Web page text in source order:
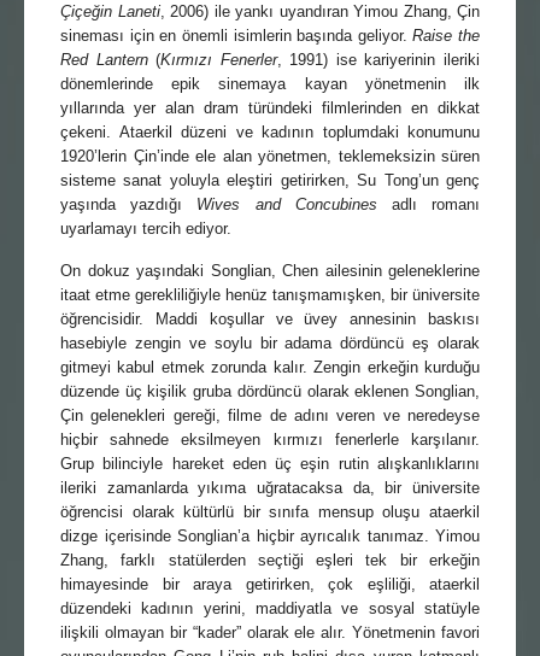
Çiçeğin Laneti, 2006) ile yankı uyandıran Yimou Zhang, Çin
sineması için en önemli isimlerin başında geliyor.Raise the
Red Lantern(Kırmızı Fenerler, 1991) ise kariyerinin ileriki
dönemlerinde epik sinemaya kayan yönetmenin ilk
yıllarında yer alan dram türündeki filmlerinden en dikkat
çekeni. Ataerkil düzeni ve kadının toplumdaki konumunu
1920’lerin Çin’inde ele alan yönetmen, teklemeksizin süren
sisteme sanat yoluyla eleştiri getirirken, Su Tong’un genç
yaşında yazdığı Wives and Concubines adlı romanı
uyarlamayı tercih ediyor.
On dokuz yaşındaki Songlian, Chen ailesinin geleneklerine
itaat etme gerekliliğiyle henüz tanışmamışken, bir üniversite
öğrencisidir. Maddi koşullar ve üvey annesinin baskısı
hasebiyle zengin ve soylu bir adama dördüncü eş olarak
gitmeyi kabul etmek zorunda kalır. Zengin erkeğin kurduğu
düzende üç kişilik gruba dördüncü olarak eklenen Songlian,
Çin gelenekleri gereği, filme de adını veren ve neredeyse
hiçbir sahnede eksilmeyen kırmızı fenerlerle karşılanır.
Grup bilinciyle hareket eden üç eşin rutin alışkanlıklarını
ileriki zamanlarda yıkıma uğratacaksa da, bir üniversite
öğrencisi olarak kültürlü bir sınıfa mensup oluşu ataerkil
dizge içerisinde Songlian’a hiçbir ayrıcalık tanımaz. Yimou
Zhang, farklı statülerden seçtiği eşleri tek bir erkeğin
himayesinde bir araya getirirken, çok eşliliği, ataerkil
düzendeki kadının yerini, maddiyatla ve sosyal statüyle
ilişkili olmayan bir “kader” olarak ele alır. Yönetmenin favori